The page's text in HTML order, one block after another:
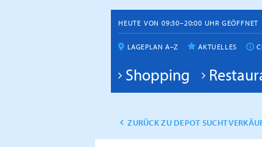
HEUTE VON 09:30–20:00 UHR GEÖFFNET
LAGEPLAN A–Z AKTUELLES
Shopping
ZURÜCK ZU DEPOT SUCHT